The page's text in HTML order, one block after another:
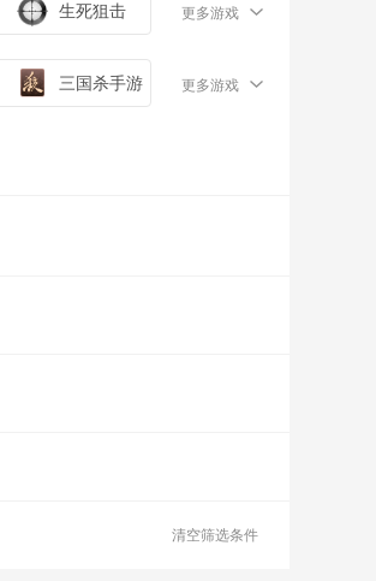
生死狙击 更多游戏
三国杀手游 更多游戏
清空筛选条件